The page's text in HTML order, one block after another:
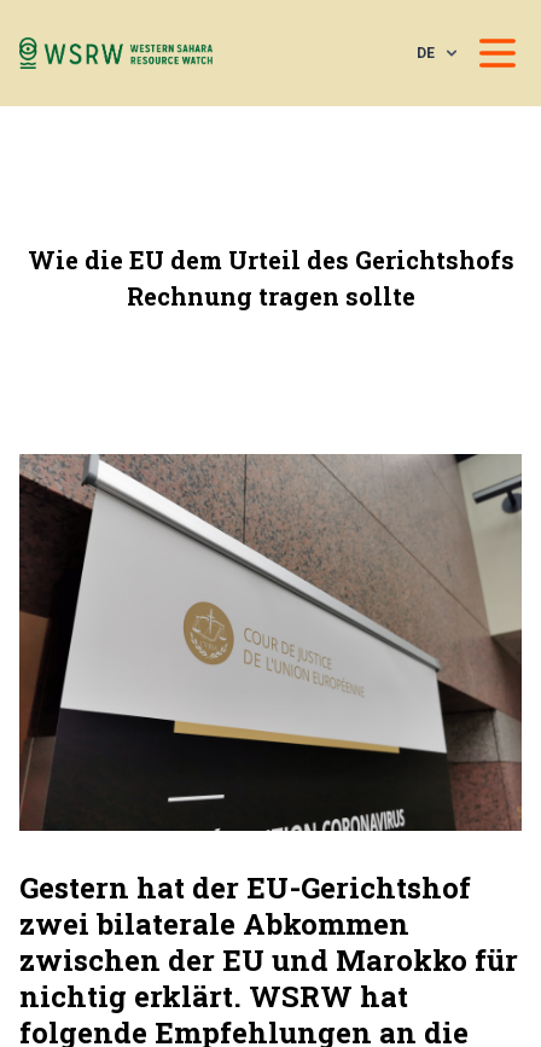
DE
Wie die EU dem Urteil des Gerichtshofs
Rechnung tragen sollte
Gestern hat der EU-Gerichtshof
zwei bilaterale Abkommen
zwischen der EU und Marokko für
nichtig erklärt. WSRW hat
folgende Empfehlungen an die